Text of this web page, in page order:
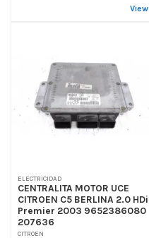
View
ELECTRICIDAD
CENTRALITA MOTOR UCE
CITROEN C5 BERLINA 2.0 HDi
Premier 2003 9652386080
207636
CITROEN